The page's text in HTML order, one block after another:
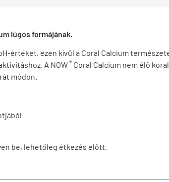
lúgos formájának.
értéket, ezen kívül a Coral Calcium
A NOW ® Coral Calcium nem élő
módon.
be, lehetőleg étkezés előtt.